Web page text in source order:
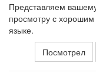
Представляем
просмотру с хорошим
языке.
Посмотрел